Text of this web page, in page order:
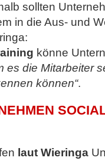
sollten
in die Aus- und
könne
es die Mitarbeiter
können“.
laut Wieringa